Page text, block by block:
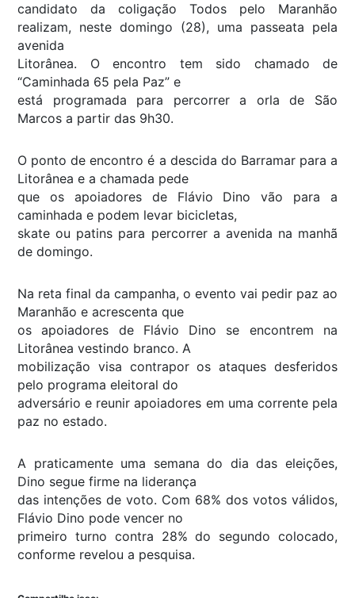
candidato da coligação Todos pelo Maranhão
realizam, neste domingo (28), uma passeata pela
avenida
Litorânea. O encontro tem sido chamado de
“Caminhada 65 pela Paz” e
está programada para percorrer a orla de São
Marcos a partir das 9h30.
O ponto de encontro é a descida do Barramar para a
Litorânea e a chamada pede
que os apoiadores de Flávio Dino vão para a
caminhada e podem levar bicicletas,
skate ou patins para percorrer a avenida na manhã
de domingo.
Na reta final da campanha, o evento vai pedir paz ao
Maranhão e acrescenta que
os apoiadores de Flávio Dino se encontrem na
Litorânea vestindo branco. A
mobilização visa contrapor os ataques desferidos
pelo programa eleitoral do
adversário e reunir apoiadores em uma corrente pela
paz no estado.
A praticamente uma semana do dia das eleições,
Dino segue firme na liderança
das intenções de voto. Com 68% dos votos válidos,
Flávio Dino pode vencer no
primeiro turno contra 28% do segundo colocado,
conforme revelou a pesquisa.